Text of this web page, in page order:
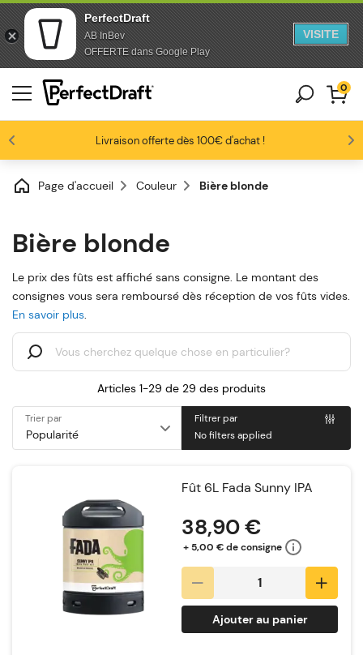
PerfectDraft
AB InBev
OFFERTE dans Google Play
VISITE
Aller au contenu
Sauter au pied de page
Livraison offerte dès 100€ d'achat !
Profitez de -10% dès 3 fûts unitaires
Les amateurs de bière nous adorent
0
Page d'accueil Couleur Bière blonde
Bière blonde
Le prix des fûts est affiché sans consigne. Le montant des
consignes vous sera remboursé dès réception de vos fûts vides.
En savoir plus.
Articles 1-29 de 29 des produits
Trier par
Filtrer par
No filters applied
Fût 6L Fada Sunny IPA
38,90 €
+ 5,00 € de consigne
Ajouter au panier